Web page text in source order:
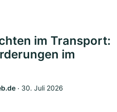
im Transport:
im
‧ 30. Juli 2026